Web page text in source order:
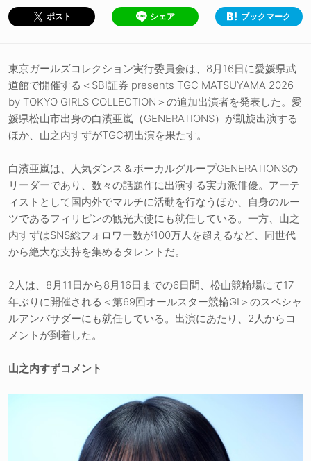
ポスト シェア ブックマーク
東京ガールズコレクション実行委員会は、8月16日に愛媛県武
道館で開催する＜SBI証券 presents TGC MATSUYAMA 2026
by TOKYO GIRLS COLLECTION＞の追加出演者を発表した。愛
媛県松山市出身の白濱亜嵐（GENERATIONS）が凱旋出演する
ほか、山之内すずがTGC初出演を果たす。
白濱亜嵐は、人気ダンス＆ボーカルグループGENERATIONSの
リーダーであり、数々の話題作に出演する実力派俳優。アーテ
ィストとして国内外でマルチに活動を行なうほか、自身のルー
ツであるフィリピンの観光大使にも就任している。一方、山之
内すずはSNS総フォロワー数が100万人を超えるなど、同世代
から絶大な支持を集めるタレントだ。
2人は、8月11日から8月16日までの6日間、松山競輪場にて17
年ぶりに開催される＜第69回オールスター競輪GI＞のスペシャ
ルアンバサダーにも就任している。出演にあたり、2人からコ
メントが到着した。
山之内すずコメント